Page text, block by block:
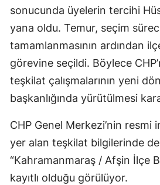
sonucunda üyelerin tercihi
yana oldu. Temur, seçim
tamamlanmasının ardından
görevine seçildi. Böylece
teşkilat çalışmalarının yeni
başkanlığında yürütülmesi
CHP Genel Merkezi’nin
yer alan teşkilat bilgilerinde de
“Kahramanmaraş / Afşin İlçe
kayıtlı olduğu görülüyor.